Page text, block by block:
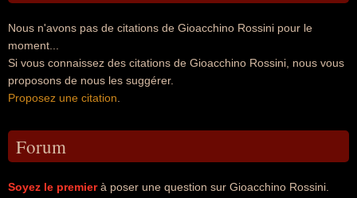
Nous n'avons pas de citations de Gioacchino Rossini pour le
moment...
Si vous connaissez des citations de Gioacchino Rossini, nous vous
proposons de nous les suggérer.
Proposez une citation
Forum
Soyez le premierà poser une question sur Gioacchino Rossini.